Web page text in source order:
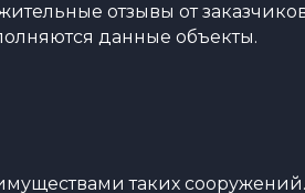
отзывы от
данные объекты.
таких